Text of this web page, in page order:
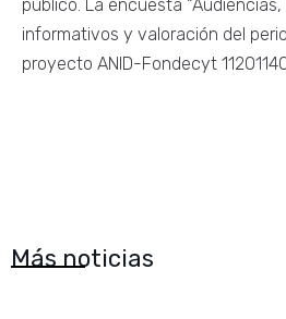
público. La encuesta
informativos y valoración del
proyecto ANID-Fondecyt
Más noticias